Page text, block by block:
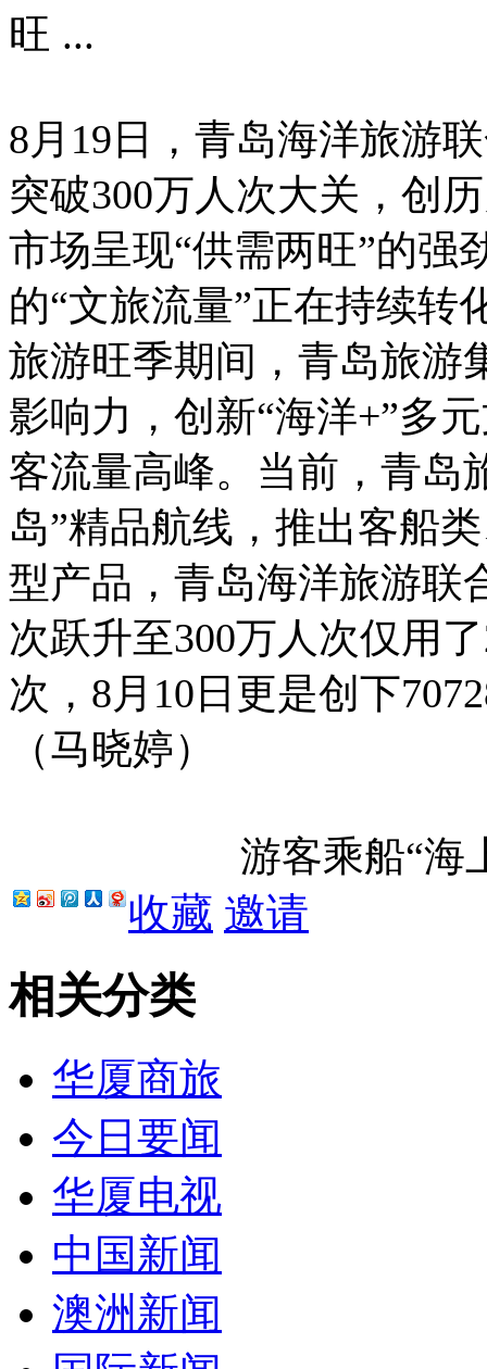
旺 ...
8月19日，青岛海洋旅游
突破300万人次大关，创
市场呈现“供需两旺”的强
的“文旅流量”正在持续转
旅游旺季期间，青岛旅游
影响力，创新“海洋+”多
客流量高峰。当前，青岛
岛”精品航线，推出客船
型产品，青岛海洋旅游联
次跃升至300万人次仅用
次，8月10日更是创下
（马晓婷）
游客乘船“海
收藏 邀请
相关分类
华厦商旅
今日要闻
华厦电视
中国新闻
澳洲新闻